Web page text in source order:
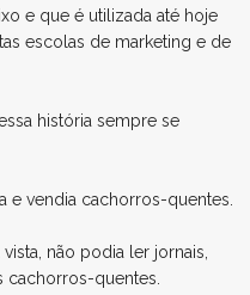
e que é utilizada até hoje
escolas de marketing e de
história sempre se
e vendia cachorros-quentes.
não podia ler jornais,
quentes.